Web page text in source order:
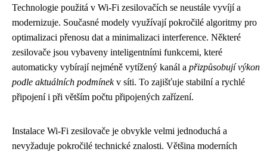
Technologie použitá v Wi-Fi zesilovačích se neustále vyvíjí a
modernizuje. Současné modely využívají pokročilé algoritmy pro
optimalizaci přenosu dat a minimalizaci interference. Některé
zesilovače jsou vybaveny inteligentními funkcemi, které
automaticky vybírají nejméně vytížený kanál a přizpůsobují výkon
podle aktuálních podmínekv síti. To zajišťuje stabilní a rychlé
připojení i při větším počtu připojených zařízení.
Instalace Wi-Fi zesilovače je obvykle velmi jednoduchá a
nevyžaduje pokročilé technické znalosti. Většina moderních